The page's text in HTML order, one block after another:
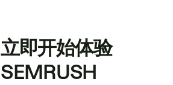
立即开始体验
SEMRUSH